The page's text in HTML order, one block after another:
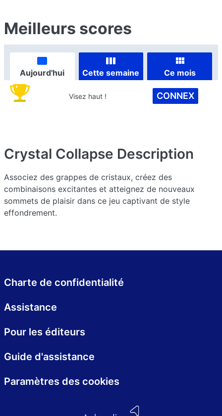
Meilleurs scores
Aujourd'hui Cette semaine Ce mois
Visez haut ! CONNEX
Crystal Collapse Description
Associez des grappes de cristaux, créez des
combinaisons excitantes et atteignez de nouveaux
sommets de plaisir dans ce jeu captivant de style
effondrement.
Charte de confidentialité
Assistance
Pour les éditeurs
Guide d'assistance
Paramètres des cookies